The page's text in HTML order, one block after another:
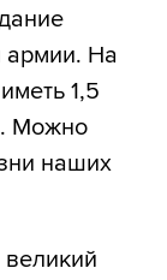
армии. На
1,5
Можно
наших